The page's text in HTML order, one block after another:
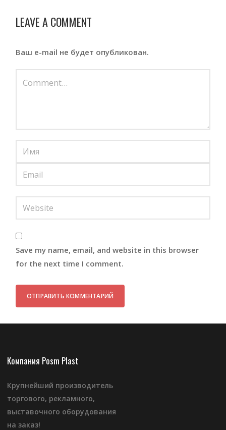
LEAVE A COMMENT
Ваш e-mail не будет опубликован.
Save my name, email, and website in this browser
for the next time I comment.
Компания Posm Plast
Крупнейший производитель
торгового, рекламного,
выставочного оборудования
на заказ!